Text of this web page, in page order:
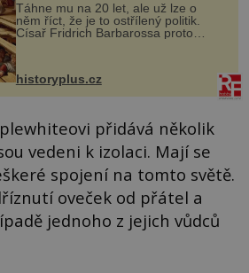
Táhne mu na 20 let, ale už lze o
něm říct, že je to ostřílený politik.
Císař Fridrich Barbarossa proto
posílá svého syna a dědice Jindřicha
VI. do Erfurtu, aby se stal
prostředníkem při řešení sporu m...
historyplus.cz
přidává několik
vedeni k izolaci. Mají se
spojení na tomto světě.
oveček od přátel a
jednoho z jejich vůdců